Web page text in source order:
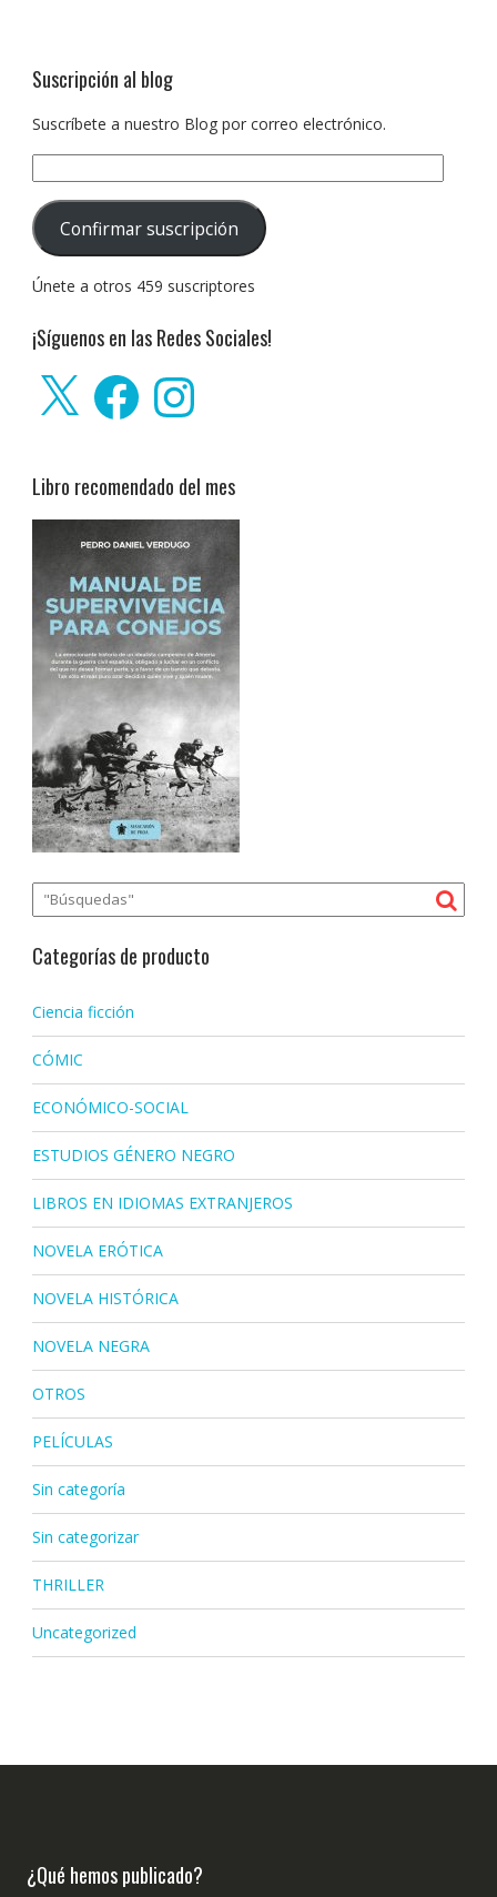
Suscripción al blog
Suscríbete a nuestro Blog por correo electrónico.
correo
electrónico:
Confirmar suscripción
Únete a otros 459 suscriptores
¡Síguenos en las Redes Sociales!
FacebookInstagram
Libro recomendado del mes
Categorías de producto
Ciencia ficción
CÓMIC
ECONÓMICO-SOCIAL
ESTUDIOS GÉNERO NEGRO
LIBROS EN IDIOMAS EXTRANJEROS
NOVELA ERÓTICA
NOVELA HISTÓRICA
NOVELA NEGRA
OTROS
PELÍCULAS
Sin categoría
Sin categorizar
THRILLER
Uncategorized
¿Qué hemos publicado?